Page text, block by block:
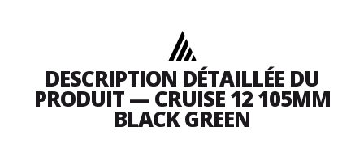
DESCRIPTION DÉTAILLÉE DU
PRODUIT — CRUISE 12 105MM
BLACK GREEN